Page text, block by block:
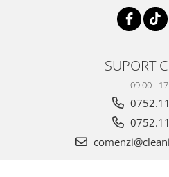
SUPORT
09:00 -